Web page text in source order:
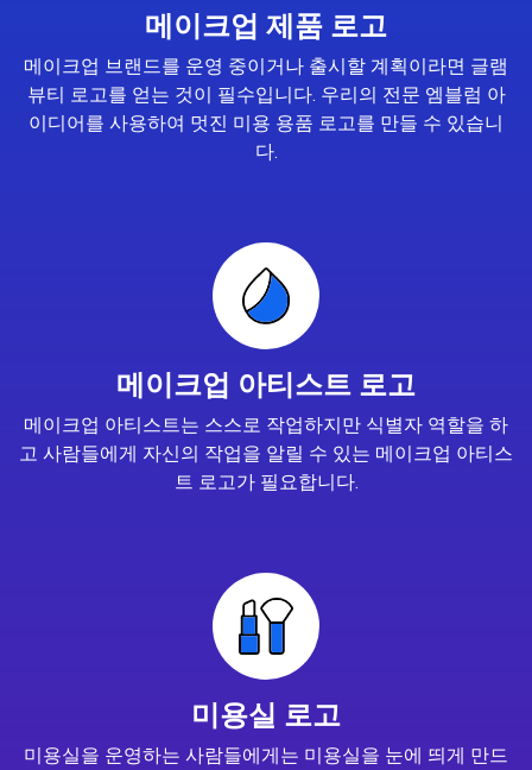
메이크업 제품 로고
메이크업 브랜드를 운영 중이거나 출시할 계획이라면 글램
뷰티 로고를 얻는 것이 필수입니다. 우리의 전문 엠블럼 아
이디어를 사용하여 멋진 미용 용품 로고를 만들 수 있습니
다.
메이크업 아티스트 로고
메이크업 아티스트는 스스로 작업하지만 식별자 역할을 하
고 사람들에게 자신의 작업을 알릴 수 있는 메이크업 아티스
트 로고가 필요합니다.
미용실 로고
미용실을 운영하는 사람들에게는 미용실을 눈에 띄게 만드